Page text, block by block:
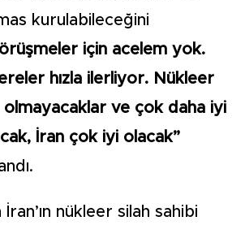
kurulabileceğini
için acelem yok.
hızla ilerliyor. Nükleer
olmayacaklar ve çok daha iyi
İran çok iyi olacak”
nükleer silah sahibi